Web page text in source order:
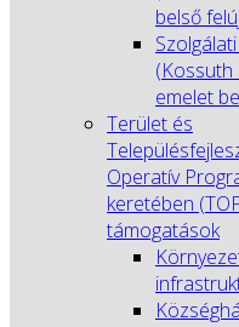
belső
(Kossuth
emelet
Terület és
Operatív
keretében
támogatások